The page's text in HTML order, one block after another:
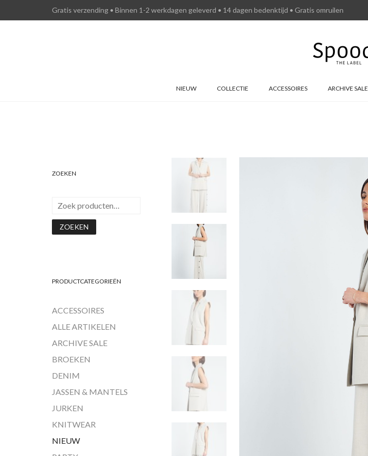
Gratis verzending • Binnen 1-2 werkdagen geleverd • 14 dagen bedenktijd • Gratis omruilen
NIEUW COLLECTIE ACCESSOIRES ARCHIVE SALE
ZOEKEN
ZOEKEN
PRODUCTCATEGORIEËN
ACCESSOIRES
ALLE ARTIKELEN
ARCHIVE SALE
BROEKEN
DENIM
JASSEN & MANTELS
JURKEN
KNITWEAR
NIEUW